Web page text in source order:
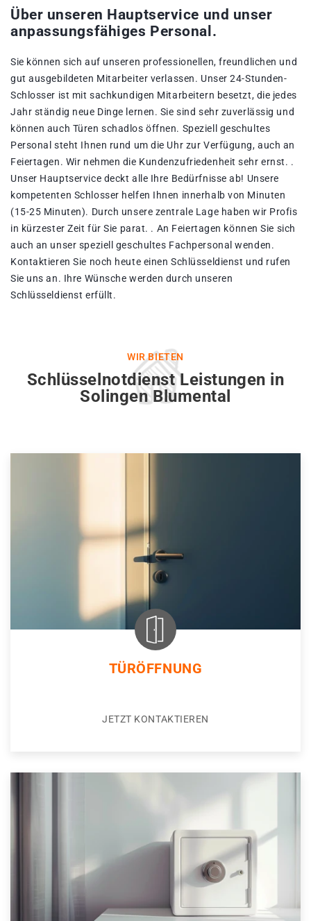
Über unseren Hauptservice und unser
anpassungsfähiges Personal.
Sie können sich auf unseren professionellen, freundlichen und
gut ausgebildeten Mitarbeiter verlassen. Unser 24-Stunden-
Schlosser ist mit sachkundigen Mitarbeitern besetzt, die jedes
Jahr ständig neue Dinge lernen. Sie sind sehr zuverlässig und
können auch Türen schadlos öffnen. Speziell geschultes
Personal steht Ihnen rund um die Uhr zur Verfügung, auch an
Feiertagen. Wir nehmen die Kundenzufriedenheit sehr ernst. .
Unser Hauptservice deckt alle Ihre Bedürfnisse ab! Unsere
kompetenten Schlosser helfen Ihnen innerhalb von Minuten
(15-25 Minuten). Durch unsere zentrale Lage haben wir Profis
in kürzester Zeit für Sie parat. . An Feiertagen können Sie sich
auch an unser speziell geschultes Fachpersonal wenden.
Kontaktieren Sie noch heute einen Schlüsseldienst und rufen
Sie uns an. Ihre Wünsche werden durch unseren
Schlüsseldienst erfüllt.
WIR BIETEN
Schlüsselnotdienst Leistungen in
Solingen Blumental
TÜRÖFFNUNG
JETZT KONTAKTIEREN